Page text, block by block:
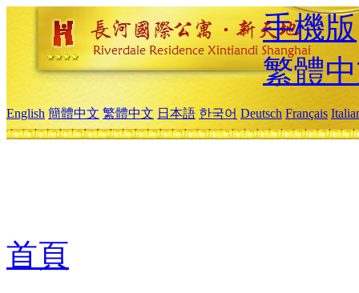
手機版
繁體
English 簡體中文 繁體中文 日本語 한국어 Deutsch Français
首頁